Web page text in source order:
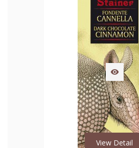

View Detail